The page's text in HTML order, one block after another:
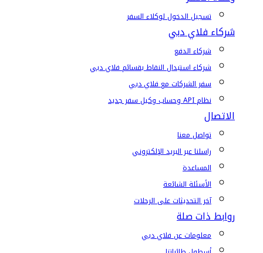
تسجيل الدخول لوكلاء السفر
شركاء فلاي دبي
شركاء الدفع
شركاء استبدال النقاط بقسائم فلاي دبي
سفر الشركات مع فلاي دبي
نظام API وحساب وكيل سفر جديد
الاتصال
تواصل معنا
راسلنا عبر البريد الإلكتروني
المساعدة
الأسئلة الشائعة
آخر التحديثات على الرحلات
روابط ذات صلة
معلومات عن فلاي دبي